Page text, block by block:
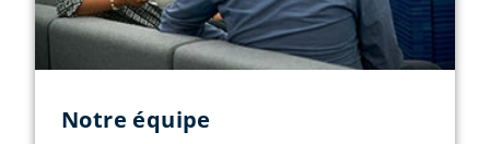
Notre équipe